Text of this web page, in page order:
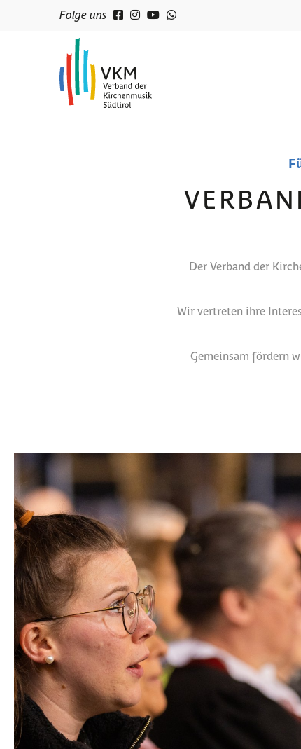
Folge uns
Der Verband der
Wir vertreten ihre
Gemeinsam fördern